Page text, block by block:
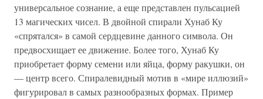
универсальное сознание, а еще представлен пульсацией
13 магических чисел. В двойной спирали Хунаб Ку
«спрятался» в самой сердцевине данного символа. Он
предвосхищает ее движение. Более того, Хунаб Ку
приобретает форму семени или яйца, форму ракушки, он
— центр всего. Спиралевидный мотив в «мире иллюзий»
фигурировал в самых разнообразных формах. Пример